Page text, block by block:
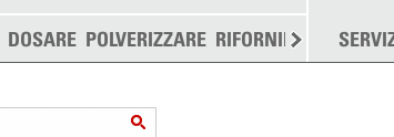
DOSARE POLVERIZZARE RIFORNIRE